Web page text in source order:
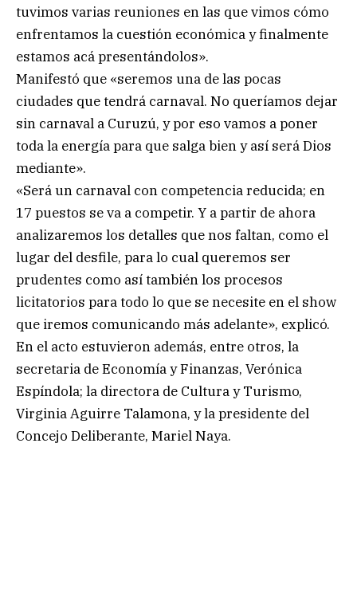
tuvimos varias reuniones en las que vimos cómo
enfrentamos la cuestión económica y finalmente
estamos acá presentándolos».
Manifestó que «seremos una de las pocas
ciudades que tendrá carnaval. No queríamos dejar
sin carnaval a Curuzú, y por eso vamos a poner
toda la energía para que salga bien y así será Dios
mediante».
«Será un carnaval con competencia reducida; en
17 puestos se va a competir. Y a partir de ahora
analizaremos los detalles que nos faltan, como el
lugar del desfile, para lo cual queremos ser
prudentes como así también los procesos
licitatorios para todo lo que se necesite en el show
que iremos comunicando más adelante», explicó.
En el acto estuvieron además, entre otros, la
secretaria de Economía y Finanzas, Verónica
Espíndola; la directora de Cultura y Turismo,
Virginia Aguirre Talamona, y la presidente del
Concejo Deliberante, Mariel Naya.